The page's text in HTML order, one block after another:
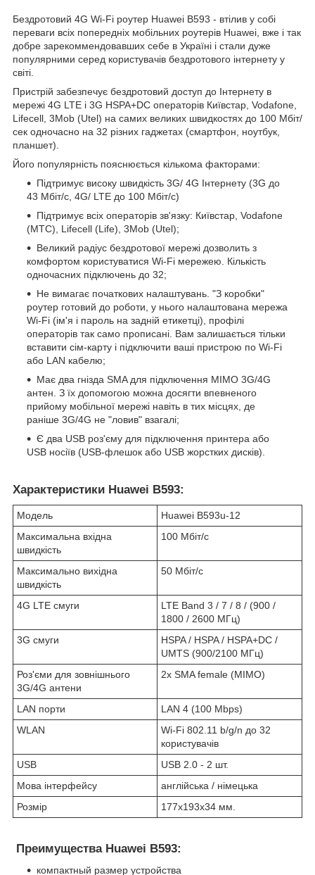
Бездротовий 4G Wi-Fi роутер Huawei B593 - втілив у собі
переваги всіх попередніх мобільних роутерів Huawei, вже і так
добре зарекоммендовавших себе в Україні і стали дуже
популярними серед користувачів бездротового інтернету у
світі.
Пристрій забезпечує бездротовий доступ до Інтернету в
мережі 4G LTE і 3G HSPA+DC операторів Київстар, Vodafone,
Lifecell, 3Mob (Utel) на самих великих швидкостях до 100 Мбіт/
сек одночасно на 32 різних гаджетах (смартфон, ноутбук,
планшет).
Його популярність пояснюється кількома факторами:
Підтримує високу швидкість 3G/ 4G Інтернету (3G до
43 Мбіт/с, 4G/ LTE до 100 Мбіт/с)
Підтримує всіх операторів зв'язку: Київстар, Vodafone
(МТС), Lifecell (Life), 3Mob (Utel);
Великий радіус бездротової мережі дозволить з
комфортом користуватися Wi-Fi мережею. Кількість
одночасних підключень до 32;
Не вимагає початкових налаштувань. "З коробки"
роутер готовий до роботи, у нього налаштована мережа
Wi-Fi (ім'я і пароль на задній етикетці), профілі
операторів так само прописані. Вам залишається тільки
вставити сім-карту і підключити ваші пристрою по Wi-Fi
або LAN кабелю;
Має два гнізда SMA для підключення MIMO 3G/4G
антен. З їх допомогою можна досягти впевненого
прийому мобільної мережі навіть в тих місцях, де
раніше 3G/4G не "ловив" взагалі;
Є два USB роз'єму для підключення принтера або
USB носіїв (USB-флешок або USB жорстких дисків).
Характеристики Huawei B593:
Модель
Huawei B593u-12
Максимальна вхідна
швидкість
100 Мбіт/с
Максимально вихідна
швидкість
50 Мбіт/с
4G LTE смуги
LTE Band 3 / 7 / 8 / (900 /
1800 / 2600 МГц)
3G смуги
HSPA / HSPA / HSPA+DC /
UMTS (900/2100 МГц)
Роз'єми для зовнішнього
3G/4G антени
2х SMA female (MIMO)
LAN порти
LAN 4 (100 Mbps)
WLAN
Wi-Fi 802.11 b/g/n до 32
користувачів
USB
USB 2.0 - 2 шт.
Мова інтерфейсу
англійська / німецька
Розмір
177х193х34 мм.
Преимущества Huawei B593:
компактный размер устройства